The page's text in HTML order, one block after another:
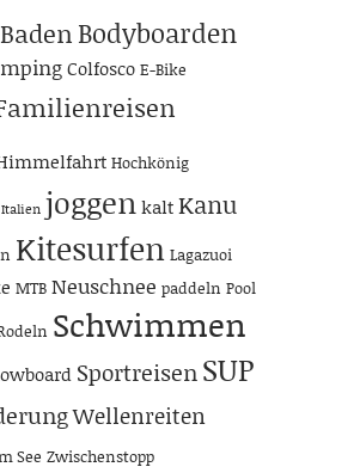
Baden Bodyboarden
Colfosco E-Bike
Hochkönig
Italien joggenkaltKanu
Kitesurfen Lagazuoi
MTB Neuschnee paddeln Pool
Schwimmen
SportreisenSUP
Wellenreiten
See Zwischenstopp